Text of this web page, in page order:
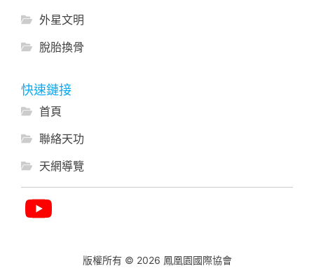
外星文明
脫胎換骨
快速鏈接
首頁
聯絡天功
天網導覽
版權所有 © 2026 鳳凰園國際協會